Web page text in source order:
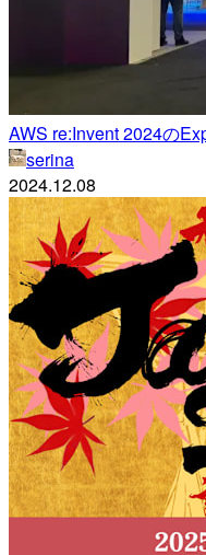
AWS re:Invent 2024の
serina
2024.12.08